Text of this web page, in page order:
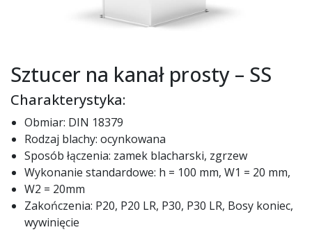
Sztucer na kanał prosty – SS
Charakterystyka:
Obmiar: DIN 18379
Rodzaj blachy: ocynkowana
Sposób łączenia: zamek blacharski, zgrzew
Wykonanie standardowe: h = 100 mm, W1 = 20 mm,
W2 = 20mm
Zakończenia: P20, P20 LR, P30, P30 LR, Bosy koniec,
wywinięcie